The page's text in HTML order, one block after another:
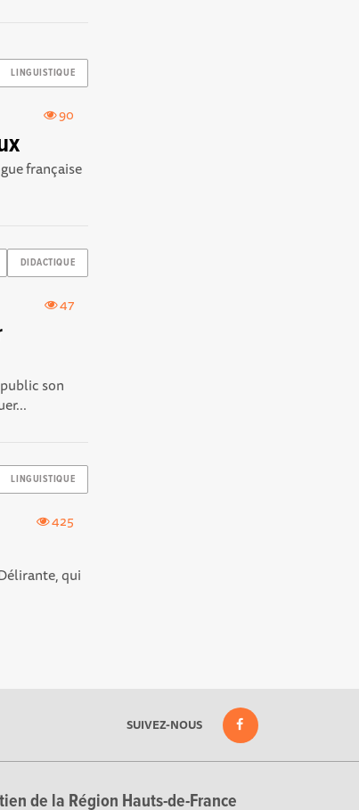
LINGUISTIQUE
90
française
DIDACTIQUE
47
son
LINGUISTIQUE
425
qui
SUIVEZ-NOUS
de la Région Hauts-de-France